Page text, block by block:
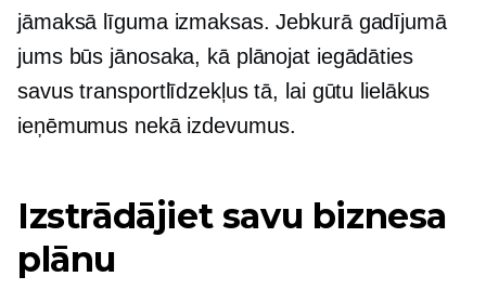
jāmaksā līguma izmaksas. Jebkurā gadījumā
jums būs jānosaka, kā plānojat iegādāties
savus transportlīdzekļus tā, lai gūtu lielākus
ieņēmumus nekā izdevumus.
Izstrādājiet savu biznesa
plānu